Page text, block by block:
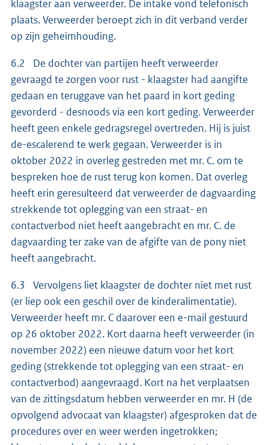
klaagster aan verweerder. De intake vond telefonisch
plaats. Verweerder beroept zich in dit verband verder
op zijn geheimhouding.
6.2 De dochter van partijen heeft verweerder
gevraagd te zorgen voor rust - klaagster had aangifte
gedaan en teruggave van het paard in kort geding
gevorderd - desnoods via een kort geding. Verweerder
heeft geen enkele gedragsregel overtreden. Hij is juist
de-escalerend te werk gegaan. Verweerder is in
oktober 2022 in overleg gestreden met mr. C. om te
bespreken hoe de rust terug kon komen. Dat overleg
heeft erin geresulteerd dat verweerder de dagvaarding
strekkende tot oplegging van een straat- en
contactverbod niet heeft aangebracht en mr. C. de
dagvaarding ter zake van de afgifte van de pony niet
heeft aangebracht.
6.3 Vervolgens liet klaagster de dochter niet met rust
(er liep ook een geschil over de kinderalimentatie).
Verweerder heeft mr. C daarover een e-mail gestuurd
op 26 oktober 2022. Kort daarna heeft verweerder (in
november 2022) een nieuwe datum voor het kort
geding (strekkende tot oplegging van een straat- en
contactverbod) aangevraagd. Kort na het verplaatsen
van de zittingsdatum hebben verweerder en mr. H (de
opvolgend advocaat van klaagster) afgesproken dat de
procedures over en weer werden ingetrokken;